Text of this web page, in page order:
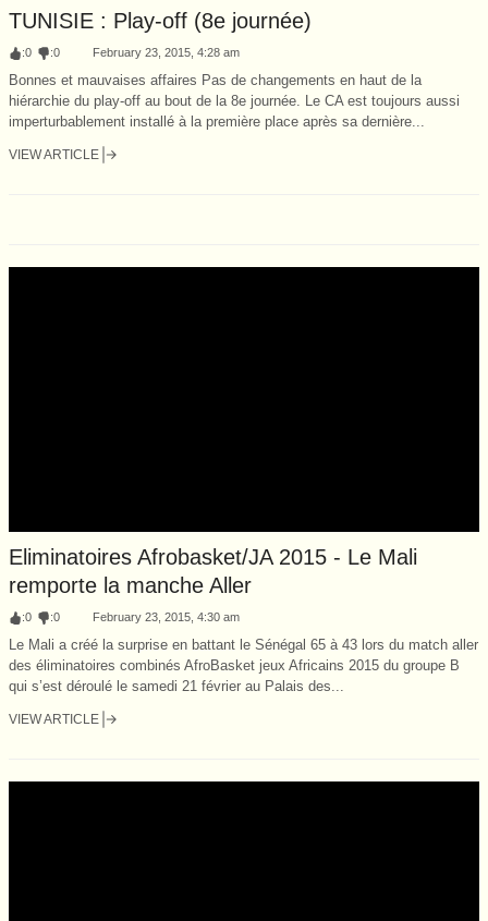
TUNISIE : Play-off (8e journée)
:0 :0 February 23, 2015, 4:28 am
Bonnes et mauvaises affaires Pas de changements en haut de la
hiérarchie du play-off au bout de la 8e journée. Le CA est toujours aussi
imperturbablement installé à la première place après sa dernière...
VIEW ARTICLE
Eliminatoires Afrobasket/JA 2015 - Le Mali
remporte la manche Aller
:0 :0 February 23, 2015, 4:30 am
Le Mali a créé la surprise en battant le Sénégal 65 à 43 lors du match aller
des éliminatoires combinés AfroBasket jeux Africains 2015 du groupe B
qui s’est déroulé le samedi 21 février au Palais des...
VIEW ARTICLE